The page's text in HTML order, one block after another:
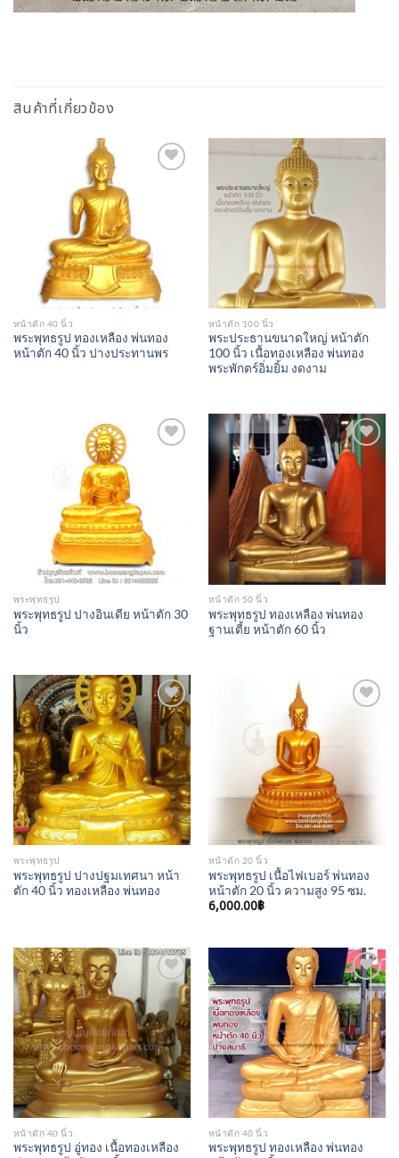
สินค้าที่เกี่ยวข้อง
หน้าตัก 40 นิ้ว
พระพุทธรูป ทองเหลือง พ่นทอง
หน้าตัก 40 นิ้ว ปางประทานพร
หน้าตัก 100 นิ้ว
พระประธานขนาดใหญ่ หน้าตัก
100 นิ้ว เนื้อทองเหลือง พ่นทอง
พระพักตร์อิ่มยิ้ม งดงาม
พระพุทธรูป
พระพุทธรูป ปางอินเดีย หน้าตัก 30
นิ้ว
Add to
Wishlist
หน้าตัก 50 นิ้ว
พระพุทธรูป ทองเหลือง พ่นทอง
ฐานเตี้ย หน้าตัก 60 นิ้ว
Add to
Wishlist
พระพุทธรูป
พระพุทธรูป ปางปฐมเทศนา หน้า
ตัก 40 นิ้ว ทองเหลือง พ่นทอง
หน้าตัก 20 นิ้ว
พระพุทธรูป เนื้อไฟเบอร์ พ่นทอง
หน้าตัก 20 นิ้ว ความสูง 95 ซม.
6,000.00฿
Add to
Wishlist
หน้าตัก 40 นิ้ว
พระพุทธรูป อู่ทอง เนื้อทองเหลือง
Add to
Wishlist
หน้าตัก 40 นิ้ว
พระพุทธรูป ทองเหลือง พ่นทอง